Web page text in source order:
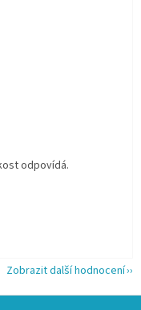
odpovídá.
Zobrazit další hodnocení